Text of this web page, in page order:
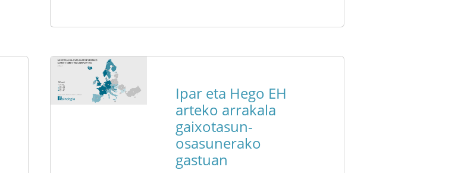
Ipar eta Hego EH
arteko arrakala
gaixotasun-
osasunerako
gastuan